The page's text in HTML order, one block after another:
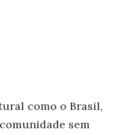
como o Brasil,
sem